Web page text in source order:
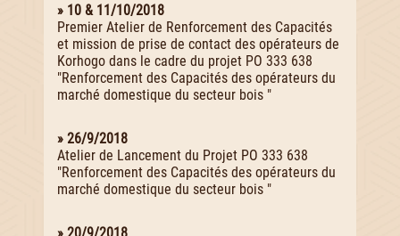
» 10 & 11/10/2018
Premier Atelier de Renforcement des Capacités
et mission de prise de contact des opérateurs de
Korhogo dans le cadre du projet PO 333 638
"Renforcement des Capacités des opérateurs du
marché domestique du secteur bois "
» 26/9/2018
Atelier de Lancement du Projet PO 333 638
"Renforcement des Capacités des opérateurs du
marché domestique du secteur bois "